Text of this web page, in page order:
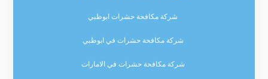
شركة مكافحة حشرات ابوظبي
شركة مكافحة حشرات في ابوظبي
شركة مكافحة حشرات في الامارات